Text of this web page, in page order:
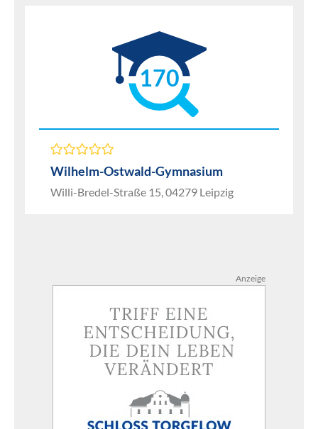
170
Wilhelm-Ostwald-Gymnasium
Willi-Bredel-Straße 15, 04279 Leipzig
Anzeige